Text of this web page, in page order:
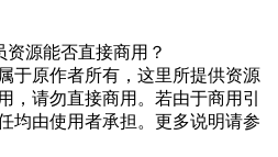
源能否直接商用？
于原作者所有，这里所提供资源
，请勿直接商用。若由于商用引
均由使用者承担。更多说明请参